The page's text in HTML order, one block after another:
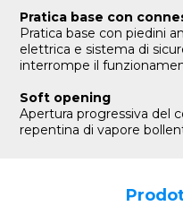
Pratica base con
Pratica base con piedini
elettrica e sistema di
interrompe il
Soft opening
Apertura progressiva del
repentina di vapore